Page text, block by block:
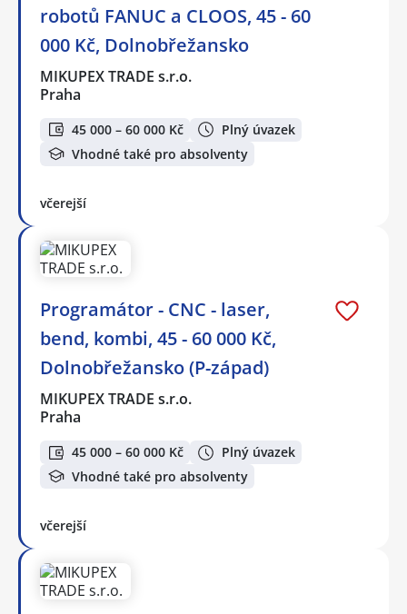
robotů FANUC a CLOOS, 45 - 60
000 Kč, Dolnobřežansko
MIKUPEX TRADE s.r.o.
Praha
45 000 – 60 000 Kč
Plný úvazek
Vhodné také pro absolventy
včerejší
Programátor - CNC - laser,
bend, kombi, 45 - 60 000 Kč,
Dolnobřežansko (P-západ)
MIKUPEX TRADE s.r.o.
Praha
45 000 – 60 000 Kč
Plný úvazek
Vhodné také pro absolventy
včerejší